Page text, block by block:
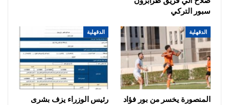
سبور التركي
الدقهلية
المنصورة يخسر من بور فؤاد
الدقهلية
رئيس الوزراء يزف بشرى